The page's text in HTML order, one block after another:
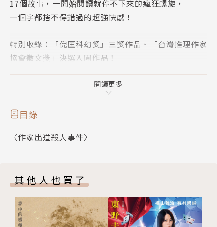
17個故事，一開始閱讀就停不下來的瘋狂螺旋，
一個字都捨不得錯過的超強快感！
特別收錄：「倪匡科幻獎」三獎作品、「台灣推理作家
協會徵文獎」決選入圍作品！
當惡魔的爪牙攫取了我的靈魂，
當窺伺的快意盤據了我的內心，
第歐根尼的狂想再次變奏，
動力，但在網路的一隅，他正享受著在黑暗中窺伺目標
出魔掌……
閱讀更多
目錄
〈作家出道殺人事件〉
其他人也買了